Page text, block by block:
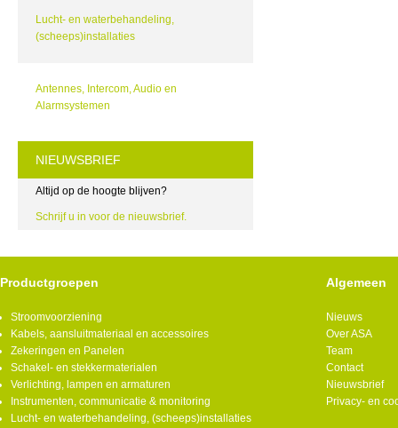
Lucht- en waterbehandeling,
(scheeps)installaties
Antennes, Intercom, Audio en
Alarmsystemen
NIEUWSBRIEF
Altijd op de hoogte blijven?
Schrijf u in voor de nieuwsbrief.
Productgroepen
Stroomvoorziening
Kabels, aansluitmateriaal en accessoires
Zekeringen en Panelen
Schakel- en stekkermaterialen
Verlichting, lampen en armaturen
Instrumenten, communicatie & monitoring
Lucht- en waterbehandeling, (scheeps)installaties
Algemeen
Nieuws
Over ASA
Team
Contact
Nieuwsbrief
Privacy- en